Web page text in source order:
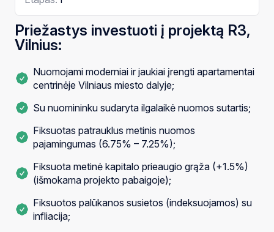
Priežastys investuoti į projektą R3,
Vilnius:
Nuomojami moderniai ir jaukiai įrengti apartamentai
centrinėje Vilniaus miesto dalyje;
Su nuomininku sudaryta ilgalaikė nuomos sutartis;
Fiksuotas patrauklus metinis nuomos
pajamingumas (6.75% – 7.25%);
Fiksuota metinė kapitalo prieaugio grąža (+1.5%)
(išmokama projekto pabaigoje);
Fiksuotos palūkanos susietos (indeksuojamos) su
infliacija;